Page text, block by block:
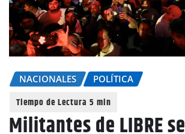
NACIONALES POLÍTICA
Militantes de LIBRE se